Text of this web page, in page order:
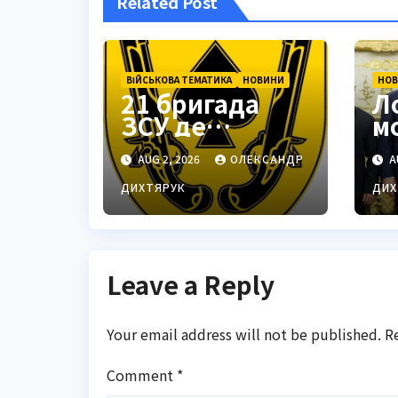
ВІЙСЬКОВА ТЕМАТИКА НОВИНИ
21 бригада
ЗСУ де
знаходиться:
Подільськ як
стратегічний
центр
AUG 2, 2026
ОЛЕКСАНДР
ДИХТЯРУК
м
Leave a Reply
Your email address will not be published.
Comment *